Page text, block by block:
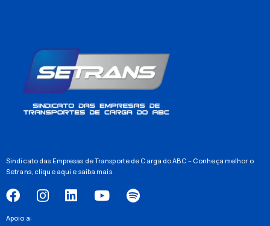
Sindicato das Empresas de Transporte de Carga do ABC – Conheça melhor o
Setrans, clique aqui e saiba mais.
Apoio a: